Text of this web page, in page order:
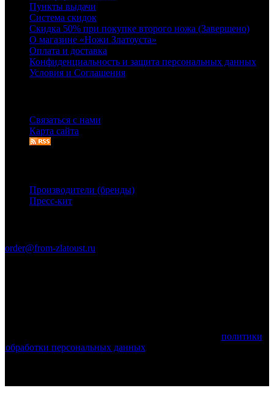
Пункты выдачи
Система скидок
Скидка 50% при покупке второго ножа (Завершено)
О магазине «Ножи Златоуста»
Оплата и доставка
Конфиденциальность и защита персональных данных
Условия и Соглашения
Связаться с нами
Карта сайта
Производители (бренды)
Пресс-кит
order@from-zlatoust.ru
политики
обработки персональных данныхи соглашаетесь с тем, что мы